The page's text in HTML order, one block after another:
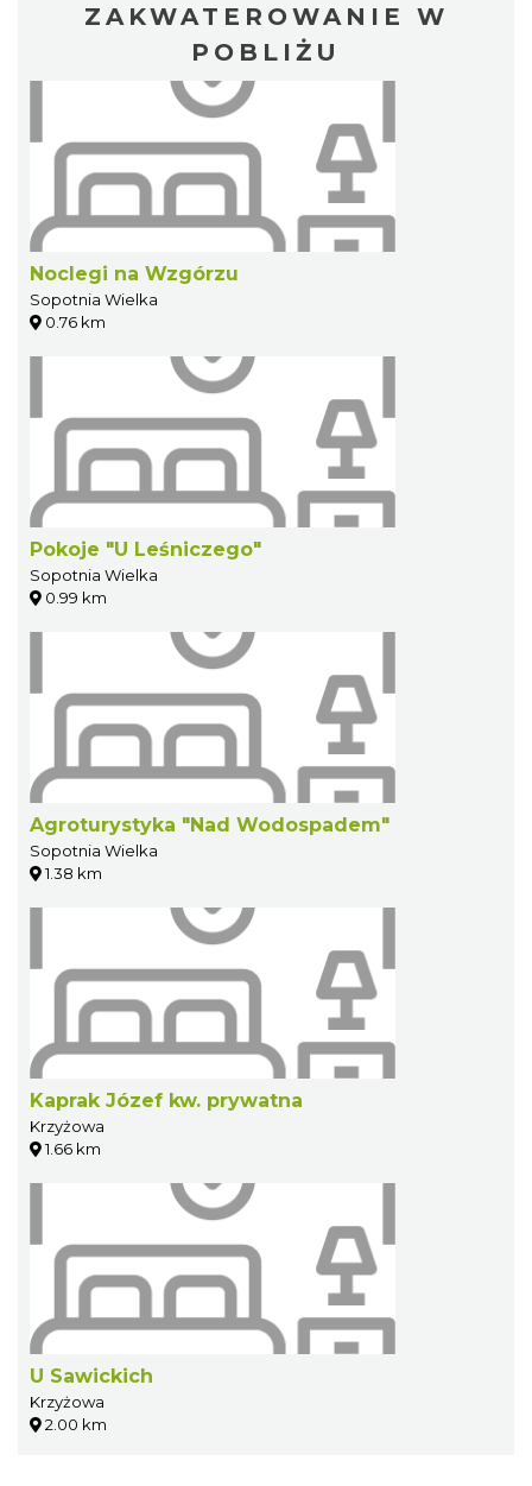
ZAKWATEROWANIE W
POBLIŻU
Noclegi na Wzgórzu
Sopotnia Wielka
0.76 km
Pokoje "U Leśniczego"
Sopotnia Wielka
0.99 km
Agroturystyka "Nad Wodospadem"
Sopotnia Wielka
1.38 km
Kaprak Józef kw. prywatna
Krzyżowa
1.66 km
U Sawickich
Krzyżowa
2.00 km